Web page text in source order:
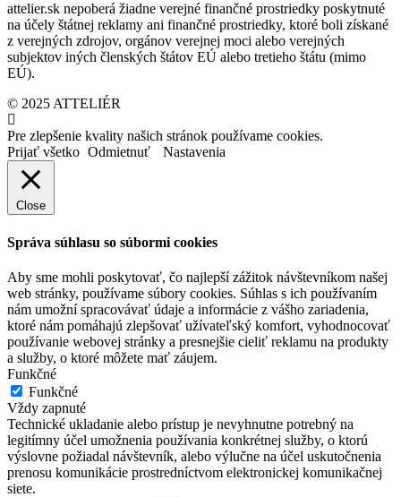
attelier.sk nepoberá žiadne verejné finančné prostriedky poskytnuté
na účely štátnej reklamy ani finančné prostriedky, ktoré boli získané
z verejných zdrojov, orgánov verejnej moci alebo verejných
subjektov iných členských štátov EÚ alebo tretieho štátu (mimo
EÚ).
© 2025 ATTELIÉR
Pre zlepšenie kvality našich stránok používame cookies.
Prijať všetko Odmietnuť Nastavenia
Close
Správa súhlasu so súbormi cookies
Aby sme mohli poskytovať, čo najlepší zážitok návštevníkom našej
web stránky, používame súbory cookies. Súhlas s ich používaním
nám umožní spracovávať údaje a informácie z vášho zariadenia,
ktoré nám pomáhajú zlepšovať užívateľský komfort, vyhodnocovať
používanie webovej stránky a presnejšie cieliť reklamu na produkty
a služby, o ktoré môžete mať záujem.
Funkčné
Funkčné
Vždy zapnuté
Technické ukladanie alebo prístup je nevyhnutne potrebný na
legitímny účel umožnenia používania konkrétnej služby, o ktorú
výslovne požiadal návštevník, alebo výlučne na účel uskutočnenia
prenosu komunikácie prostredníctvom elektronickej komunikačnej
siete.